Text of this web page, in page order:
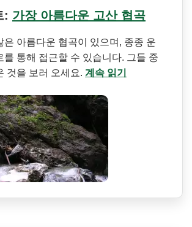
: 가장 아름다운 고산 협곡
은 아름다운 협곡이 있으며, 종종 운
를 통해 접근할 수 있습니다. 그들 중
것을 보러 오세요. 계속 읽기